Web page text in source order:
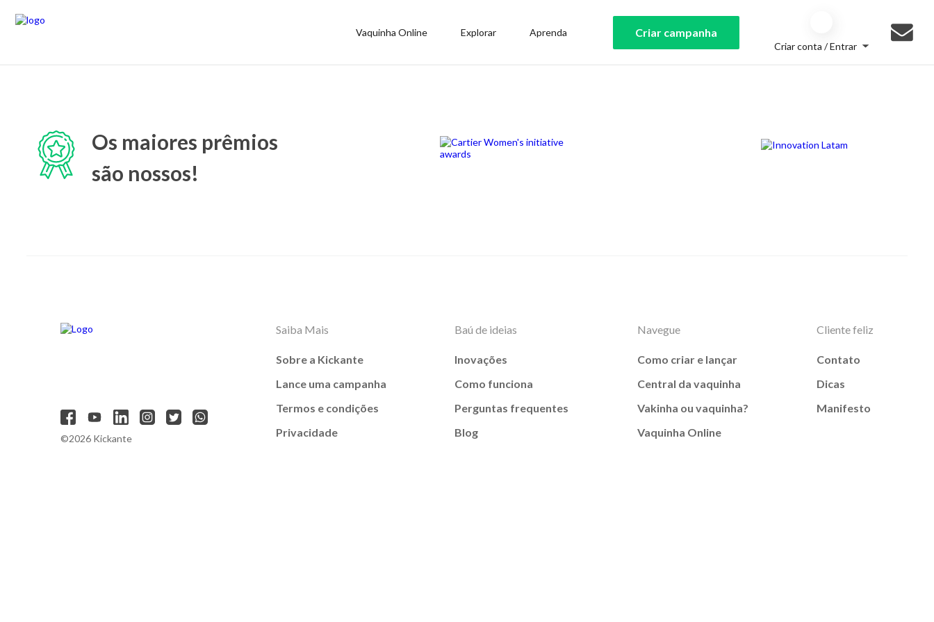
Vaquinha Online Explorar Aprenda Criar campanha
Criar conta / Entrar
Os maiores prêmios
são nossos!
©2026 Kickante
Saiba Mais
Sobre a Kickante
Lance uma campanha
Termos e condições
Privacidade
Baú de ideias
Inovações
Como funciona
Perguntas frequentes
Blog
Navegue
Como criar e lançar
Central da vaquinha
Vakinha ou vaquinha?
Vaquinha Online
Cliente feliz
Contato
Dicas
Manifesto